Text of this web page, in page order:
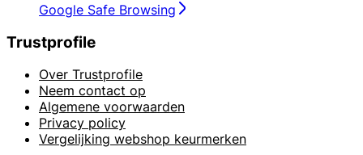
Google Safe Browsing
Trustprofile
Over Trustprofile
Neem contact op
Algemene voorwaarden
Privacy policy
Vergelijking webshop keurmerken